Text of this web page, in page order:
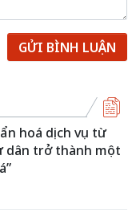
GỬI BÌNH LUẬN
hoá dịch vụ từ
dân trở thành một